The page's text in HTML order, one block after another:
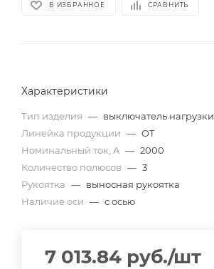
В ИЗБРАННОЕ СРАВНИТЬ
Характеристики
Тип изделия — выключатель нагрузки
Линейка продукции — OT
Номинальный ток, A — 2000
Количество полюсов — 3
Рукоятка — выносная рукоятка
Наличие оси — с осью
7 013.84 руб./шт